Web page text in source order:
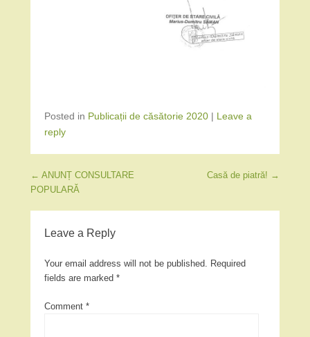
Posted in Publicații de căsătorie 2020 | Leave a
reply
Post navigation
← ANUNȚ CONSULTARE
POPULARĂ
Casă de piatră! →
Leave a Reply
Your email address will not be published. Required
fields are marked *
Comment *